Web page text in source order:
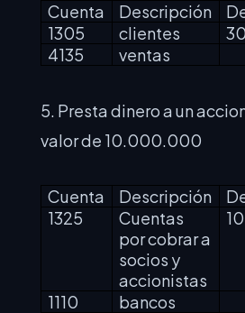
Cuenta Descripción
1305
clientes
4135
ventas
5. Presta dinero a un
valor de 10.000.000
Cuenta Descripción
1325
Cuentas
por cobrar a
socios y
accionistas
1110 bancos